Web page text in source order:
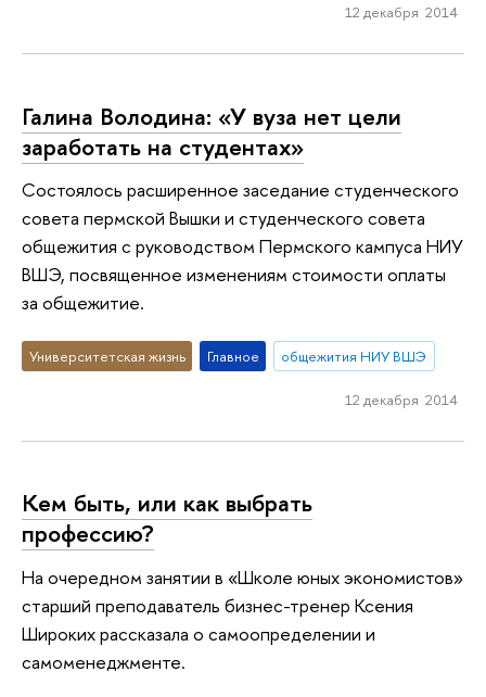
12 декабря 2014
Галина Володина: «У вуза нет цели
заработать на студентах»
Состоялось расширенное заседание студенческого
совета пермской Вышки и студенческого совета
общежития с руководством Пермского кампуса НИУ
ВШЭ, посвященное изменениям стоимости оплаты
за общежитие.
Университетская жизнь Главное общежития НИУ ВШЭ
12 декабря 2014
Кем быть, или как выбрать
профессию?
На очередном занятии в «Школе юных экономистов»
старший преподаватель бизнес-тренер Ксения
Широких рассказала о самоопределении и
самоменеджменте.